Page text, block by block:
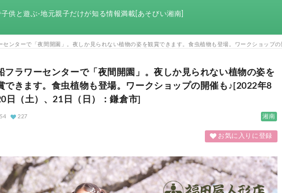
供と遊ぶ-地元親子だけが知る情報満載[あそびい湘南]
センターで「夜間開園」。夜しか見られない植物の姿を観賞できます。食虫植物も登場。ワークショップ
フラワーセンターで「夜間開園」。夜しか見られない植物の姿を
できます。食虫植物も登場。ワークショップの開催も♪[2022年8
日（土）、21日（日）：鎌倉市]
湘南
227
お気に入りに登録